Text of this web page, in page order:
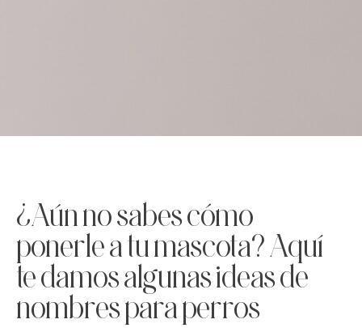
¿Aún no sabes cómo
ponerle a tu mascota? Aquí
te damos algunas ideas de
nombres para perros